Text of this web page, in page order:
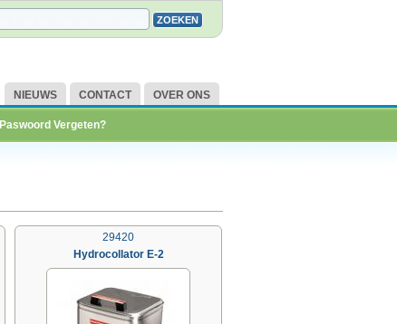
NIEUWS CONTACT OVER ONS
Paswoord Vergeten?
29420
Hydrocollator E-2